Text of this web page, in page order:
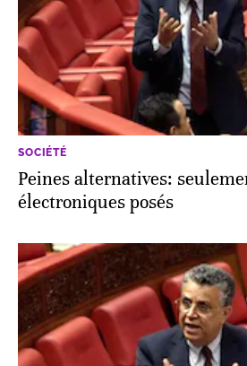
SOCIÉTÉ
Peines alternatives:
électroniques posés